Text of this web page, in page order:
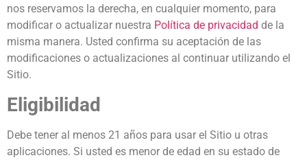
nos reservamos la derecha, en cualquier momento, para
modificar o actualizar nuestra Política de privacidad de la
misma manera. Usted confirma su aceptación de las
modificaciones o actualizaciones al continuar utilizando el
Sitio.
Eligibilidad
Debe tener al menos 21 años para usar el Sitio u otras
aplicaciones. Si usted es menor de edad en su estado de